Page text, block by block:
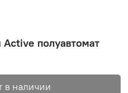
полуавтомат
в наличии